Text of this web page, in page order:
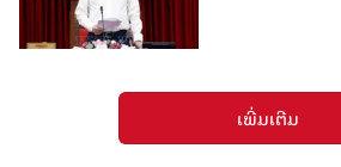
ເພີ່ມເຕີມ